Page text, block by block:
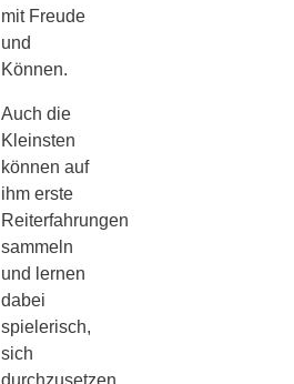
mit Freude
und
Können.
Auch die
Kleinsten
können auf
ihm erste
Reiterfahrungen
sammeln
und lernen
dabei
spielerisch,
sich
durchzusetzen